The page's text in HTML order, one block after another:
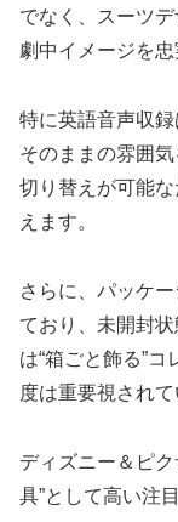
でなく、スーツ
劇中イメージを忠
特に英語音声収
そのままの雰囲
切り替えが可能
えます。
さらに、パッケ
ており、未開封
は“箱ごと飾る”
度は重要視されて
ディズニー＆ピ
具”として高い注